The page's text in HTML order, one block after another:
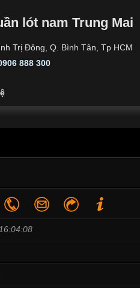
lót nam Trung Mai
Trị Đông, Q. Bình Tân, Tp HCM
888 300